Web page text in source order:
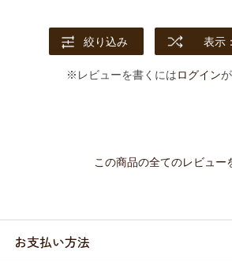
絞り込み 表示
※レビューを書くにはログイン
この商品の全てのレビュー
お支払い方法